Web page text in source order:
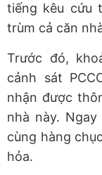
tiếng kêu cứu
trùm cả căn
Trước đó,
cảnh sát
nhận được
nhà này.
cùng hàng
hỏa.